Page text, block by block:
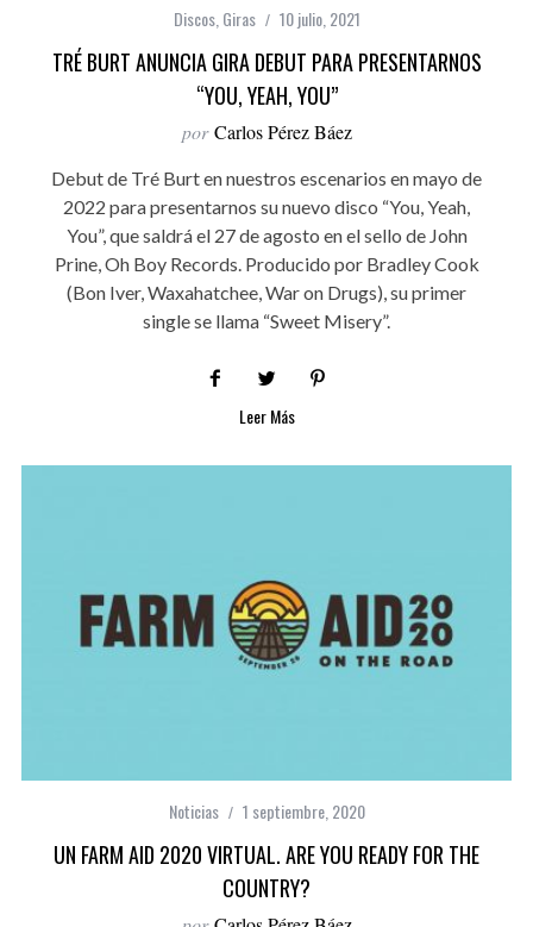
Discos, Giras 10 julio, 2021
TRÉ BURT ANUNCIA GIRA DEBUT PARA PRESENTARNOS
“YOU, YEAH, YOU”
por Carlos Pérez Báez
Debut de Tré Burt en nuestros escenarios en mayo de
2022 para presentarnos su nuevo disco “You, Yeah,
You”, que saldrá el 27 de agosto en el sello de John
Prine, Oh Boy Records. Producido por Bradley Cook
(Bon Iver, Waxahatchee, War on Drugs), su primer
single se llama “Sweet Misery”.
Leer Más
Noticias 1 septiembre, 2020
UN FARM AID 2020 VIRTUAL. ARE YOU READY FOR THE
COUNTRY?